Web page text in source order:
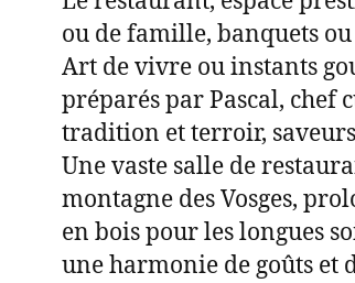
ou de famille, banquets
Art de vivre ou instants
préparés par Pascal, chef
tradition et terroir,
Une vaste salle de
montagne des Vosges,
en bois pour les longues
une harmonie de goûts et